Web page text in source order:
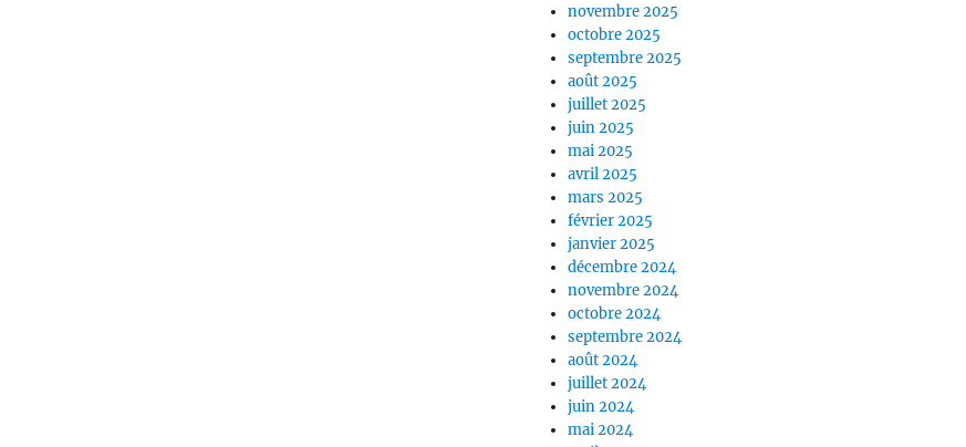
novembre 2025
octobre 2025
septembre 2025
août 2025
juillet 2025
juin 2025
mai 2025
avril 2025
mars 2025
février 2025
janvier 2025
décembre 2024
novembre 2024
octobre 2024
septembre 2024
août 2024
juillet 2024
juin 2024
mai 2024